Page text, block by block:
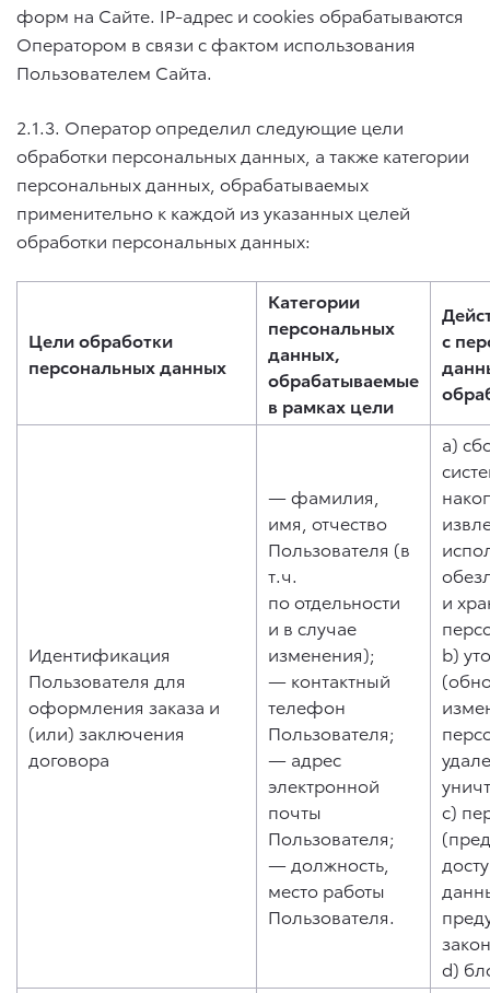
форм на Сайте. IP-адрес и cookies обрабатываются
Оператором в связи с фактом использования
Пользователем Сайта.
2.1.3. Оператор определил следующие цели
обработки персональных данных, а также категории
персональных данных, обрабатываемых
применительно к каждой из указанных целей
обработки персональных данных:
Цели обработки
персональных данных
Категории
персональных
данных,
обрабатываемые
в рамках цели
с
Идентификация
Пользователя для
оформления заказа и
(или) заключения
договора
— фамилия,
имя, отчество
Пользователя (в
т.ч.
по отдельности
и в случае
изменения);
— контактный
телефон
Пользователя;
— адрес
электронной
почты
Пользователя;
— должность,
место работы
Пользователя.
a)
и
b)
c)
d)